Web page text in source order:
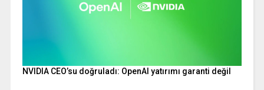
NVIDIA CEO’su doğruladı: OpenAI yatırımı garanti değil